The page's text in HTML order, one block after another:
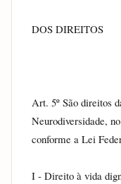
DOS DIREITOS
Art. 5º São direitos
Neurodiversidade,
conforme a Lei
I - Direito à vida